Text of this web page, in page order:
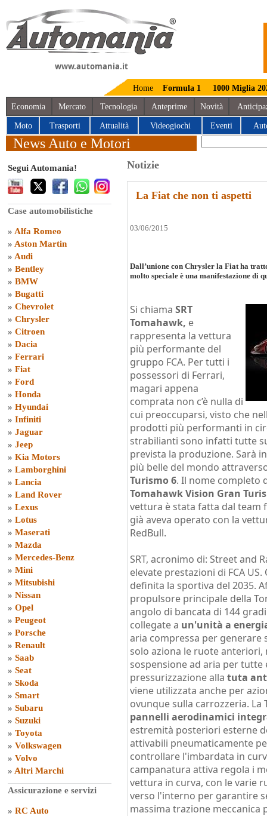
www.automania.it
Home Formula 1 1000 Miglia
Economia Mercato Tecnologia Anteprime Novità
Moto Trasporti Attualità Videogiochi Eventi
News Auto e Motori
Segui Automania!
Case automobilistiche
» Alfa Romeo
» Aston Martin
» Audi
» Bentley
» BMW
» Bugatti
» Chevrolet
» Chrysler
» Citroen
» Dacia
» Ferrari
» Fiat
» Ford
» Honda
» Hyundai
» Infiniti
» Jaguar
» Jeep
» Kia Motors
» Lamborghini
» Lancia
» Land Rover
» Lexus
» Lotus
» Maserati
» Mazda
» Mercedes-Benz
» Mini
» Mitsubishi
» Nissan
» Opel
» Peugeot
» Porsche
» Renault
» Saab
» Seat
» Skoda
» Smart
» Subaru
» Suzuki
» Toyota
» Volkswagen
» Volvo
» Altri Marchi
Assicurazione e servizi
» RC Auto
Notizie
La Fiat che non ti aspetti
03/06/2015
Dall’unione con Chrysler la Fiat ha
molto speciale è una manifestazione di
Si chiama SRT
Tomahawk, e
rappresenta la vettura
più performante del
gruppo FCA. Per tutti i
possessori di Ferrari,
magari appena
comprata non c’è nulla di
cui preoccuparsi, visto che
prodotti più performanti in
strabilianti sono infatti tutte
prevista la produzione. Sarà
più belle del mondo
Turismo 6. Il nome completo
Tomahawk Vision Gran
vettura è stata fatta dal team
già aveva operato con la
RedBull.
SRT, acronimo di: Street and
elevate prestazioni di FCA
definita la sportiva del 2035.
propulsore principale della
angolo di bancata di 144
collegate a un'unità a
aria compressa per
solo aziona le ruote anteriori,
sospensione ad aria per tutte
pressurizzazione alla tuta
viene utilizzata anche per
ovunque sulla carrozzeria.
pannelli aerodinamici
estremità posteriori esterne
attivabili pneumaticamente
controllare l'imbardata in
campanatura attiva regola i
vettura in curva, con le varie
verso l'interno per garantire
massima trazione meccanica